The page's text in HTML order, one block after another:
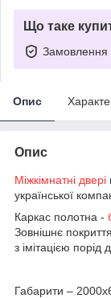
Що таке
Замовлення
Опис
Опис
Міжкімнатні двері
української
Каркас полотна -
Зовнішнє
з імітацією порід
Габарити –